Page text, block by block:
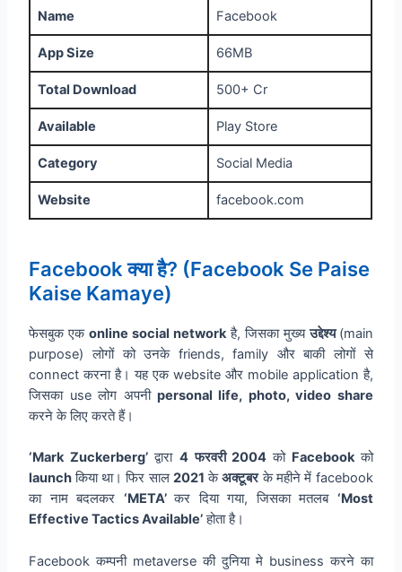
Name Facebook
App Size 66MB
Total Download 500+ Cr
Available Play Store
Category Social Media
Website facebook.com
Facebook क्या है? (Facebook Se Paise
Kaise Kamaye)
फेसबुक एकonline social networkहै, जिसका मुख्यउद्देश्य (main
purpose) लोगों को उनके friends, family और बाकी लोगों से
connect करना है। यह एक website और mobile application है,
जिसका use लोग अपनी personal life, photo, video share
करने के लिए करते हैं।
‘Mark Zuckerberg’द्वारा 4 फरवरी 2004को Facebookको
launchकिया था। फिर साल 2021 केअक्टूबरके महीने में facebook
का नाम बदलकर ‘META’कर दिया गया, जिसका मतलब ‘Most
Effective Tactics Available’होता है।
Facebook कम्पनी metaverse की दुनिया मे business करने का